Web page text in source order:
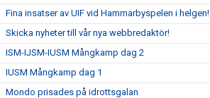
Fina insatser av UIF vid Hammarbyspelen i helgen!
Skicka nyheter till vår nya webbredaktör!
ISM-IJSM-IUSM Mångkamp dag 2
IUSM Mångkamp dag 1
Mondo prisades på idrottsgalan